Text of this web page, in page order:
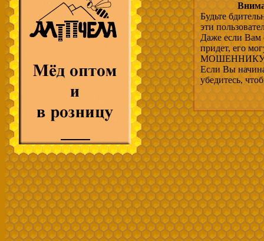
Будьте
эти
Даже если Вам
придет, его
МОШЕННИКУ,
Если Вы
убедитесь,